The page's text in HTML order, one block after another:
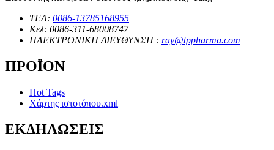
ΤΕΛ: 0086-13785168955
Κελ: 0086-311-68008747
ΗΛΕΚΤΡΟΝΙΚΗ ΔΙΕΥΘΥΝΣΗ : ray@tppharma.com
ΠΡΟΪΟΝ
Hot Tags
Χάρτης ιστοτόπου.xml
ΕΚΔΗΛΩΣΕΙΣ